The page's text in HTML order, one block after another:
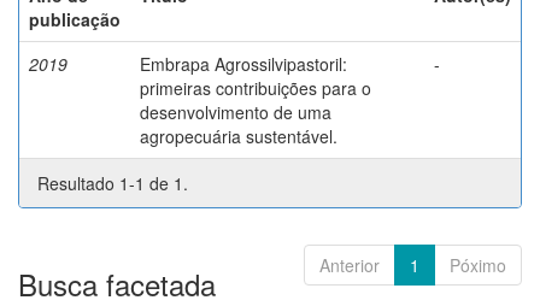
publicação
2019
Embrapa Agrossilvipastoril:
primeiras contribuições para o
desenvolvimento de uma
agropecuária sustentável.
-
Resultado 1-1 de 1.
Anterior 1 Póximo
Busca facetada